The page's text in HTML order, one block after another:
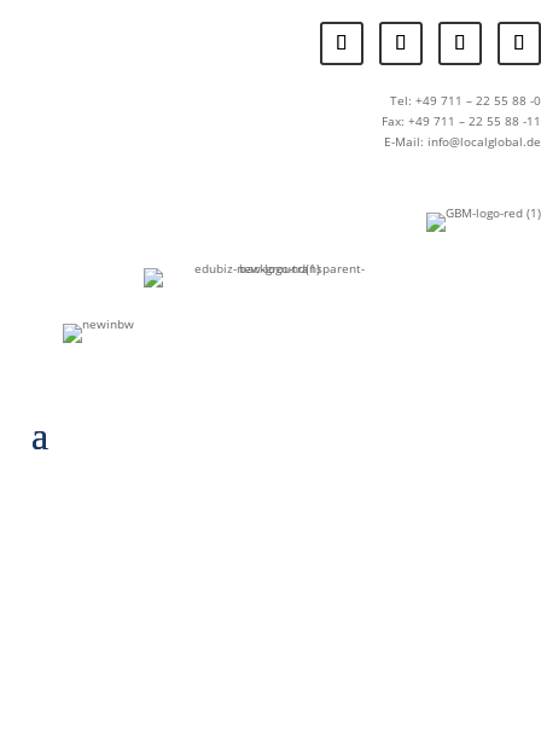
Tel: +49 711 – 22 55 88 -0
Fax: +49 711 – 22 55 88 -11
E-Mail: info@localglobal.de